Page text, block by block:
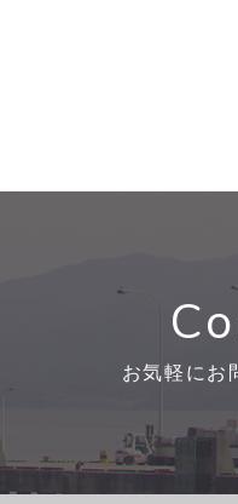
お気軽にお